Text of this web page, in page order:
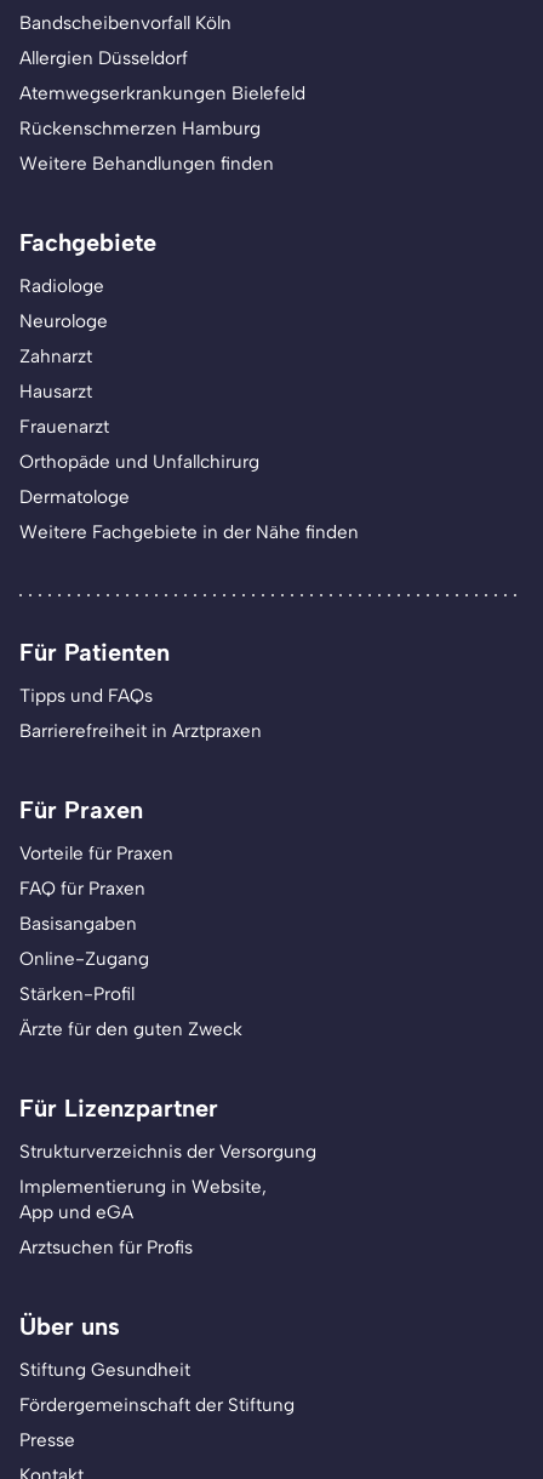
Bandscheibenvorfall Köln
Allergien Düsseldorf
Atemwegserkrankungen Bielefeld
Rückenschmerzen Hamburg
Weitere Behandlungen finden
Fachgebiete
Radiologe
Neurologe
Zahnarzt
Hausarzt
Frauenarzt
Orthopäde und Unfallchirurg
Dermatologe
Weitere Fachgebiete in der Nähe finden
Für Patienten
Tipps und FAQs
Barrierefreiheit in Arztpraxen
Für Praxen
Vorteile für Praxen
FAQ für Praxen
Basisangaben
Online-Zugang
Stärken-Profil
Ärzte für den guten Zweck
Für Lizenzpartner
Strukturverzeichnis der Versorgung
Implementierung in Website,
App und eGA
Arztsuchen für Profis
Über uns
Stiftung Gesundheit
Fördergemeinschaft der Stiftung
Presse